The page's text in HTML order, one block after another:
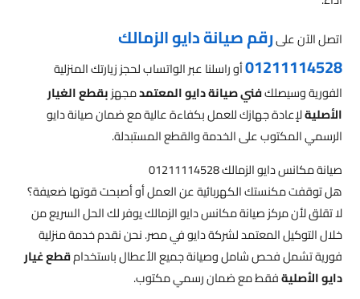
اتصل الآن علىرقم صيانة دايو الزمالك
01211114528أو راسلنا عبر الواتساب لحجز زيارتك المنزلية
الفورية وسيصلكفني صيانة دايو المعتمدمجهزبقطع الغيار
الأصليةلإعادة جهازك للعمل بكفاءة عالية مع ضمان صيانة دايو
الرسمي المكتوب على الخدمة والقطع المستبدلة.
صيانة مكانس دايو الزمالك 01211114528
هل توقفت مكنستك الكهربائية عن العمل أو أصبحت قوتها ضعيفة؟
لا تقلق لأن مركز صيانة مكانس دايو الزمالك يوفر لك الحل السريع من
خلال التوكيل المعتمد لشركة دايو في مصر. نحن نقدم خدمة منزلية
فورية تشمل فحص شامل وصيانة جميع الأعطال باستخدامقطع غيار
دايو الأصليةفقط مع ضمان رسمي مكتوب.